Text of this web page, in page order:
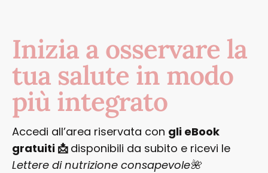
Inizia a osservare la
tua salute in modo
più integrato
Accedi all’area riservata con gli eBook
gratuiti 📩 disponibili da subito e ricevi le
Lettere di nutrizione consapevole🌺